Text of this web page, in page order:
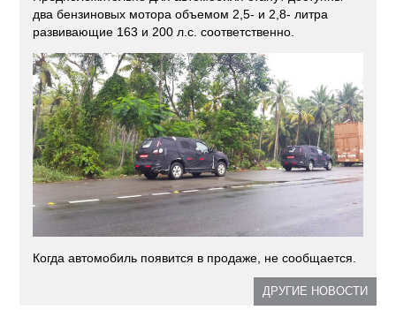
два бензиновых мотора объемом 2,5- и 2,8- литра
развивающие 163 и 200 л.с. соответственно.
Когда автомобиль появится в продаже, не сообщается.
ДРУГИЕ НОВОСТИ